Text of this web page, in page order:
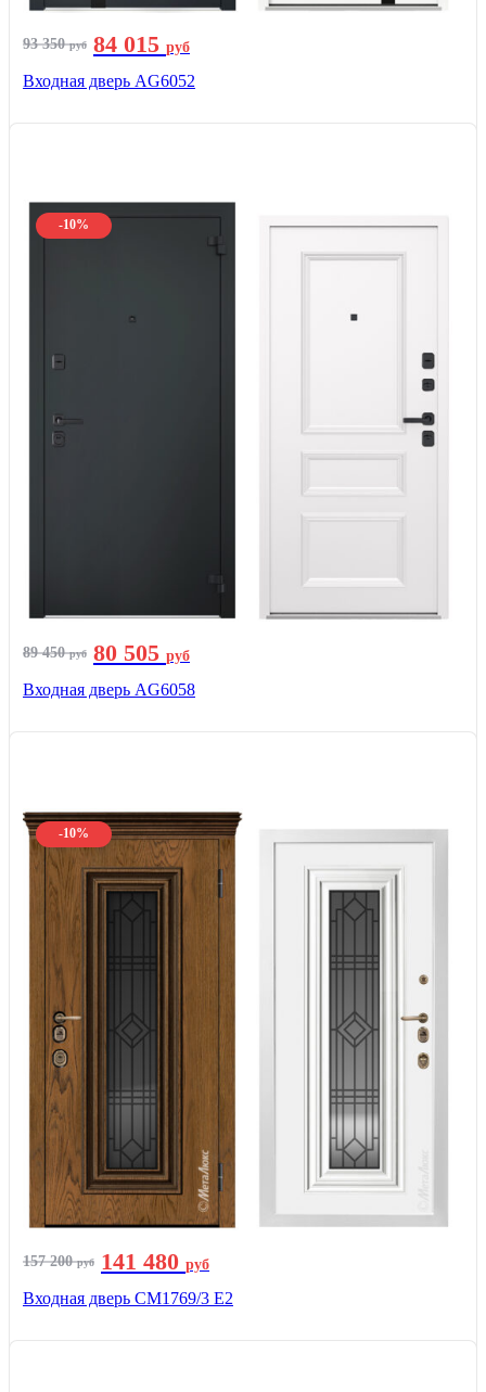
93 350руб 84 015 руб
Входная дверь AG6052
-10%
89 450руб 80 505 руб
Входная дверь AG6058
-10%
157 200руб 141 480 руб
Входная дверь СМ1769/3 Е2